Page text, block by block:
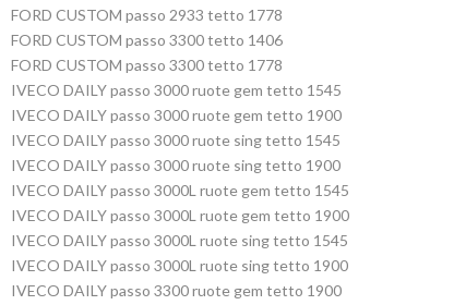
FORD CUSTOM passo 2933 tetto 1778
FORD CUSTOM passo 3300 tetto 1406
FORD CUSTOM passo 3300 tetto 1778
IVECO DAILY passo 3000 ruote gem tetto 1545
IVECO DAILY passo 3000 ruote gem tetto 1900
IVECO DAILY passo 3000 ruote sing tetto 1545
IVECO DAILY passo 3000 ruote sing tetto 1900
IVECO DAILY passo 3000L ruote gem tetto 1545
IVECO DAILY passo 3000L ruote gem tetto 1900
IVECO DAILY passo 3000L ruote sing tetto 1545
IVECO DAILY passo 3000L ruote sing tetto 1900
IVECO DAILY passo 3300 ruote gem tetto 1900